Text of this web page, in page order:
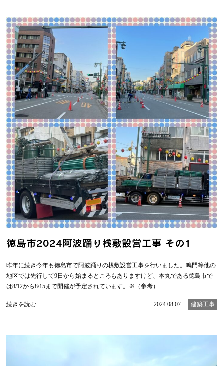
徳島市2024阿波踊り桟敷設営工事 その1
昨年に続き今年も徳島市で阿波踊りの桟敷設営工事を行いました。鳴門等他の
地区では先行して9日から始まるところもありますけど、本丸である徳島市で
は8/12から8/15まで開催が予定されています。※（参考）
続きを読む 2024.08.07 建築工事